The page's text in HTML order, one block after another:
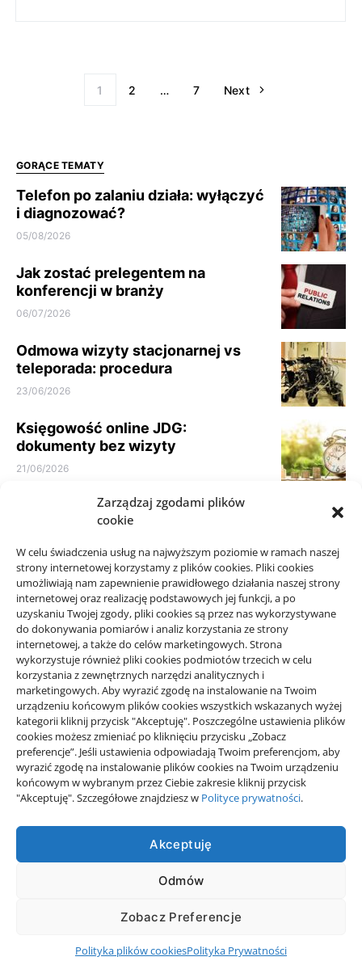
Zarządzaj zgodami plików
cookie
W celu świadczenia usług na najwyższym poziomie w ramach naszej
strony internetowej korzystamy z plików cookies. Pliki cookies
umożliwiają nam zapewnienie prawidłowego działania naszej strony
internetowej oraz realizację podstawowych jej funkcji, a po
uzyskaniu Twojej zgody, pliki cookies są przez nas wykorzystywane
do dokonywania pomiarów i analiz korzystania ze strony
internetowej, a także do celów marketingowych. Strona
wykorzystuje również pliki cookies podmiotów trzecich w celu
korzystania z zewnętrznych narzędzi analitycznych i
marketingowych. Aby wyrazić zgodę na instalowanie na Twoim
urządzeniu końcowym plików cookies wszystkich wskazanych wyżej
kategorii kliknij przycisk "Akceptuję". Poszczególne ustawienia plików
cookies możesz zmieniać po kliknięciu przycisku „Zobacz
preferencje”. Jeśli ustawienia odpowiadają Twoim preferencjom, aby
wyrazić zgodę na instalowanie plików cookies na Twoim urządzeniu
końcowym w wybranym przez Ciebie zakresie kliknij przycisk
"Akceptuję". Szczegółowe znajdziesz w Polityce prywatności.
Akceptuję
Odmów
Zobacz Preferencje
Polityka plików cookiesPolityka Prywatności
1 2 … 7 Next
GORĄCE TEMATY
Telefon po zalaniu działa: wyłączyć
i diagnozować?
05/08/2026
Jak zostać prelegentem na
konferencji w branży
06/07/2026
Odmowa wizyty stacjonarnej vs
teleporada: procedura
23/06/2026
Księgowość online JDG:
dokumenty bez wizyty
21/06/2026
Parkiet do domu do spokojnego
wnętrza: jak nie kierować się
10/06/2026
Projekty domów Rzeszów
wizytówki nap
KORONA
Korona to miejsce codziennych, ciekawych publikacji. Czytaj &
Polityka Prywatności Polityka plików cookies (EU)